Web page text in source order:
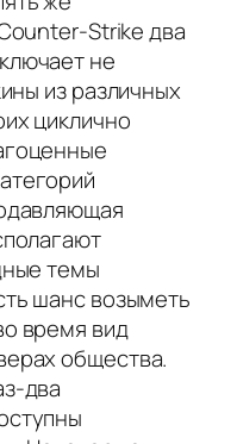
Strike два
не
из различных
циклично
темы
шанс возыметь
время вид
общества.
два